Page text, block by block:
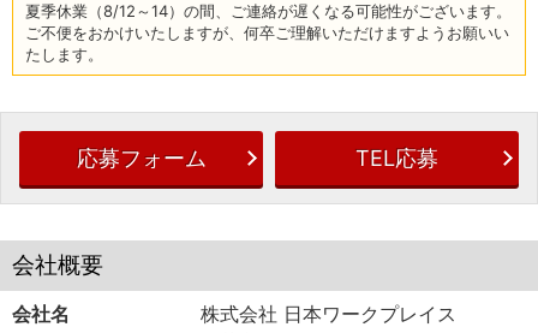
夏季休業（8/12～14）の間、ご連絡が遅くなる可能性がございます。
ご不便をおかけいたしますが、何卒ご理解いただけますようお願いい
たします。
応募フォーム TEL応募
会社概要
会社名
株式会社 日本ワークプレイス